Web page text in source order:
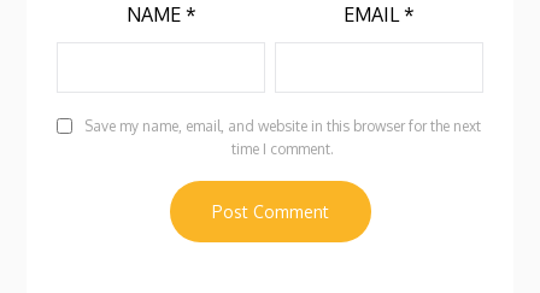
NAME * EMAIL *
Save my name, email, and website in this browser for the next
time I comment.